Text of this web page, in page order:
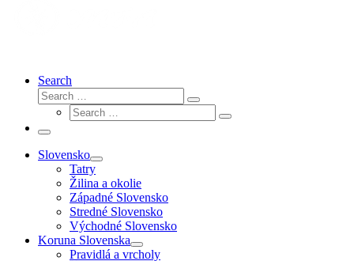
Search
Search
Search
Search
Search
Menu
Slovensko
Tatry
Žilina a okolie
Západné Slovensko
Stredné Slovensko
Východné Slovensko
Koruna Slovenska
Pravidlá a vrcholy